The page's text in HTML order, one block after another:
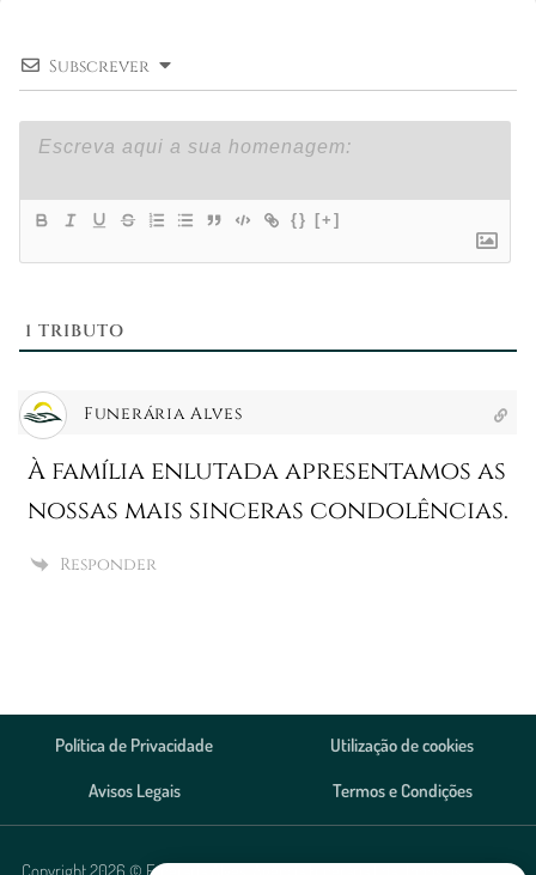
Subscrever
{} [+]
1 TRIBUTO
Funerária Alves
À família enlutada apresentamos as
nossas mais sinceras condolências.
Responder
Política de Privacidade
Utilização de cookies
Avisos Legais
Termos e Condições
Copyright 2026 © Funerária Alves, Agência Funerária Lda. Todos os direitos